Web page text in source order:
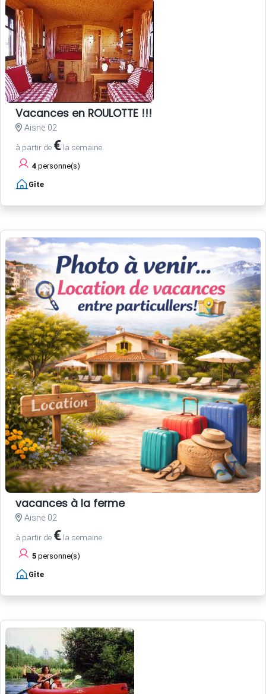
Vacances en ROULOTTE !!!
Aisne 02
à partir de € la semaine
4 personne(s)
Gîte
vacances à la ferme
Aisne 02
à partir de € la semaine
5 personne(s)
Gîte